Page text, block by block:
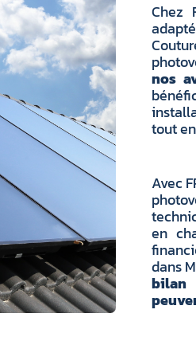
Chez
nos
tout
Avec
en
dans
bilan